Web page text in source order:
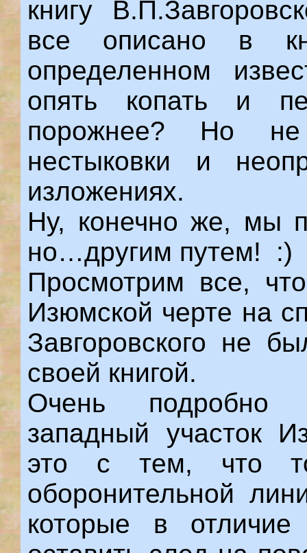
книгу
все описано в
определенном
опять копать и
порожнее? Но
нестыковки и
изложениях.
Ну, конечно же, мы
но…другим путем! :)
Просмотрим все,
Изюмской черте на
Завгоровского не
своей книгой.
Очень подробно
западный участок
это с тем, что
оборонительной
которые в